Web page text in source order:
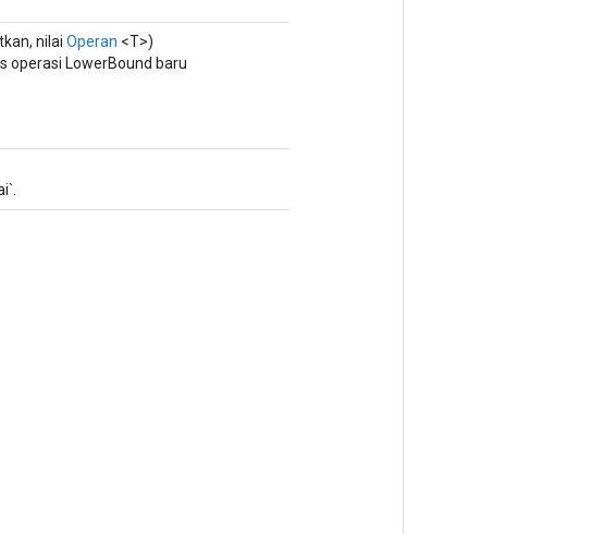
nilai Operan <T>)
operasi LowerBound baru